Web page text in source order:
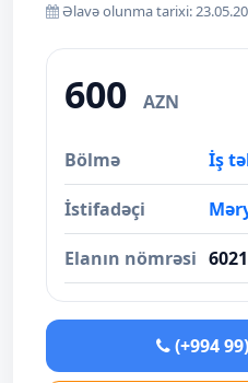
Əlavə olunma tarixi:
600 AZN
Bölmə İş
İstifadəçi
Elanın nömrəsi
(+994